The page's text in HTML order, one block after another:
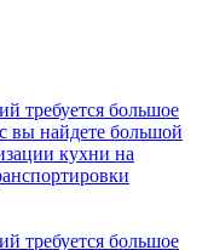
требуется большое
вы найдете большой
кухни на
требуется большое